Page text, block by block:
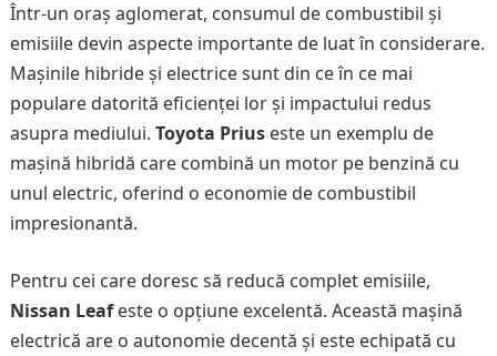
Într-un oraș aglomerat, consumul de combustibil și
emisiile devin aspecte importante de luat în considerare.
Mașinile hibride și electrice sunt din ce în ce mai
populare datorită eficienței lor și impactului redus
asupra mediului. Toyota Priuseste un exemplu de
mașină hibridă care combină un motor pe benzină cu
unul electric, oferind o economie de combustibil
impresionantă.
Pentru cei care doresc să reducă complet emisiile,
Nissan Leafeste o opțiune excelentă. Această mașină
electrică are o autonomie decentă și este echipată cu